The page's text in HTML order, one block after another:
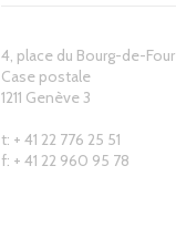
4, place du Bourg-de-Four
Case postale
1211 Genève 3
t: + 41 22 776 25 51
f: + 41 22 960 95 78